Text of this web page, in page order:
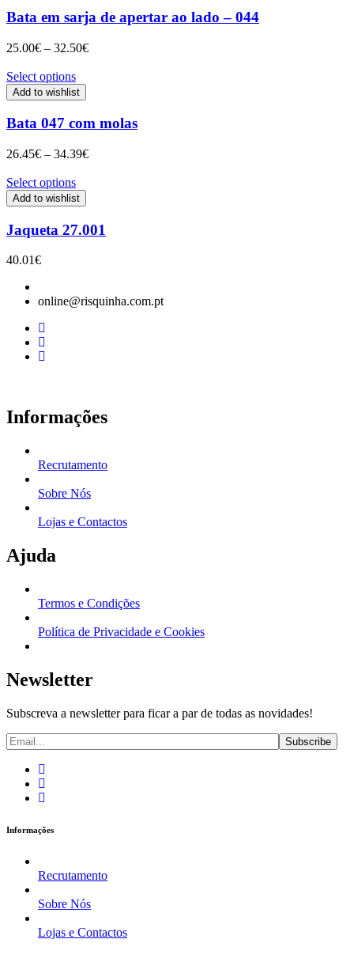
Bata em sarja de apertar ao lado – 044
25.00€ – 32.50€Price
Select options
Add to wishlist
Bata 047 com molas
26.45€ – 34.39€Price
Select options
Add to wishlist
Jaqueta 27.001
40.01€
online@risquinha.com.pt
Informações
Recrutamento
Sobre Nós
Lojas e Contactos
Ajuda
Termos e Condições
Política de Privacidade e Cookies
Newsletter
Subscreva a newsletter para ficar a par de todas as novidades!
Informações
Recrutamento
Sobre Nós
Lojas e Contactos